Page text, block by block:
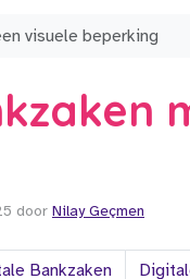
visuele beperking
door Nilay Geçmen
Bankzaken